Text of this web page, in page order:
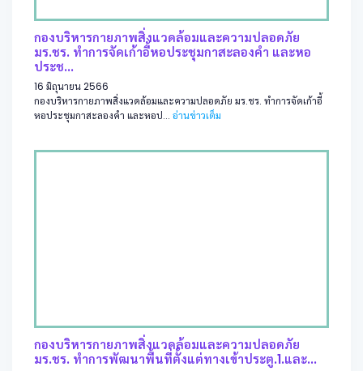
กองบริหารกายภาพสิ่งแวดล้อมและความปลอดภัย
มร.ชร. ทำการจัดเก้าอี้หอประชุมกาสะลองคำ และหอ
ประช...
16 มิถุนายน 2566
กองบริหารกายภาพสิ่งแวดล้อมและความปลอดภัย มร.ชร. ทำการจัดเก้าอี้
หอประชุมกาสะลองคำ และหอป... อ่านข่าวเต็ม
กองบริหารกายภาพสิ่งแวดล้อมและความปลอดภัย
มร.ชร. ทำการพัฒนาพื้นที่ตั้งแต่ทางเข้าประตู.1.และ...